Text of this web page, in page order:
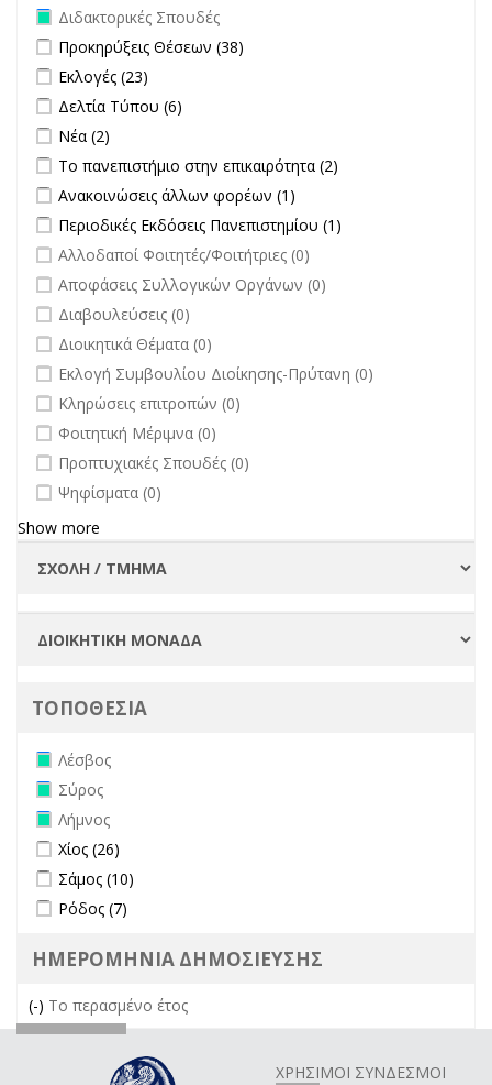
Remove Διδακτορικές Σπουδές filter
Διδακτορικές Σπουδές
Apply Προκηρύξεις Θέσεων filter
Προκηρύξεις Θέσεων (38)
Apply Εκλογές filter
Εκλογές (23)
Apply Δελτία Τύπου filter
Δελτία Τύπου (6)
Apply Νέα filter
Νέα (2)
Apply Το πανεπιστήμιο στην επικαιρότητα filter
Το πανεπιστήμιο στην επικαιρότητα (2)
Apply Ανακοινώσεις άλλων φορέων filter
Ανακοινώσεις άλλων φορέων (1)
Apply Περιοδικές Εκδόσεις Πανεπιστημίου filter
Περιοδικές Εκδόσεις Πανεπιστημίου (1)
undefined
Αλλοδαποί Φοιτητές/Φοιτήτριες (0)
undefined
Αποφάσεις Συλλογικών Οργάνων (0)
undefined
Διαβουλεύσεις (0)
undefined
Διοικητικά Θέματα (0)
undefined
Εκλογή Συμβουλίου Διοίκησης-Πρύτανη (0)
undefined
Κληρώσεις επιτροπών (0)
undefined
Φοιτητική Μέριμνα (0)
undefined
Προπτυχιακές Σπουδές (0)
undefined
Ψηφίσματα (0)
Show more
ΤΟΠΟΘΕΣΙΑ
Remove Λέσβος filter
Λέσβος
Remove Σύρος filter
Σύρος
Remove Λήμνος filter
Λήμνος
Apply Χίος filter
Χίος (26)
Apply Σάμος filter
Σάμος (10)
Apply Ρόδος filter
Ρόδος (7)
ΗΜΕΡΟΜΗΝΙΑ ΔΗΜΟΣΙΕΥΣΗΣ
(-) Remove Το περασμένο έτος filter
Το περασμένο έτος
ΧΡΗΣΙΜΟΙ ΣΥΝΔΕΣΜΟΙ